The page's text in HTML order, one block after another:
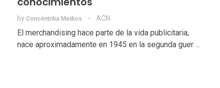
by Concéntrika Medios ACN
El merchandising hace parte de la vida publicitaria,
nace aproximadamente en 1945 en la segunda guer ...